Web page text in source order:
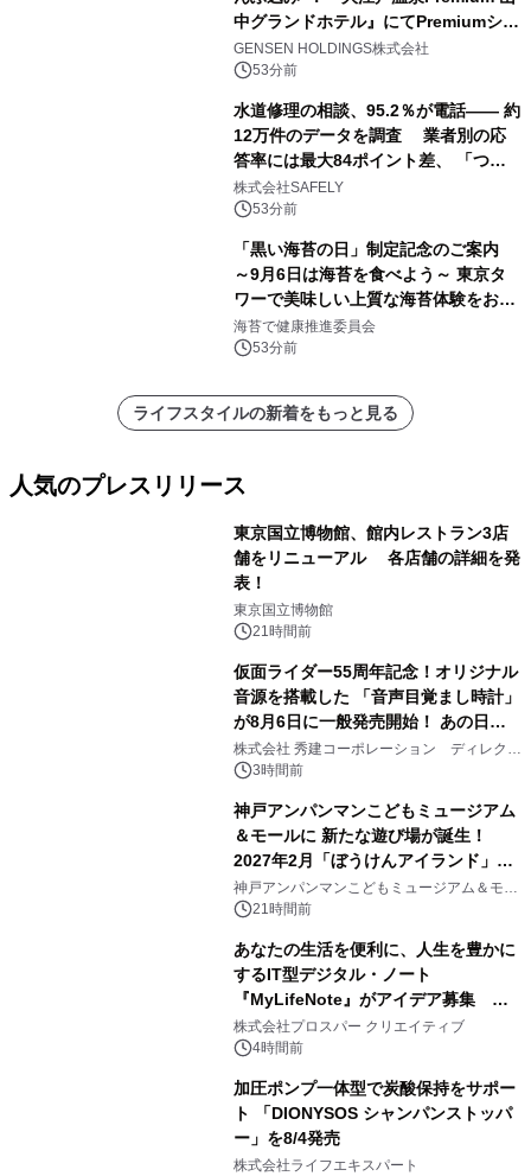
中グランドホテル』にてPremiumシリ
ーズ初のオールインクルーシブ導入
GENSEN HOLDINGS株式会社
53分前
水道修理の相談、95.2％が電話―― 約
12万件のデータを調査 業者別の応
答率には最大84ポイント差、 「つな
がりやすさ」も選定基準に
株式会社SAFELY
53分前
「黒い海苔の日」制定記念のご案内
～9月6日は海苔を食べよう～ 東京タ
ワーで美味しい上質な海苔体験をお届
けします！
海苔で健康推進委員会
53分前
ライフスタイルの新着をもっと見る
人気のプレスリリース
東京国立博物館、館内レストラン3店
舗をリニューアル 各店舗の詳細を発
表！
東京国立博物館
21時間前
仮面ライダー55周年記念！オリジナル
音源を搭載した 「音声目覚まし時計」
が8月6日に一般発売開始！ あの日の
大興奮が今甦る
株式会社 秀建コーポレーション ディレクト
アートギャラリー
3時間前
神戸アンパンマンこどもミュージアム
＆モールに 新たな遊び場が誕生！
2027年2月「ぼうけんアイランド」が
オープン
神戸アンパンマンこどもミュージアム＆モー
ル 21時間前
あなたの生活を便利に、人生を豊かに
するIT型デジタル・ノート
『MyLifeNote』がアイデア募集 優
秀賞100名に1年間無償試用
株式会社プロスパー クリエイティブ
4時間前
加圧ポンプ一体型で炭酸保持をサポー
ト 「DIONYSOS シャンパンストッパ
ー」を8/4発売
株式会社ライフエキスパート